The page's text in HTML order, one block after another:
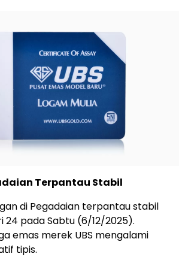
Terpantau Stabil
di Pegadaian terpantau stabil
24 pada Sabtu (6/12/2025).
emas merek UBS mengalami
tipis.